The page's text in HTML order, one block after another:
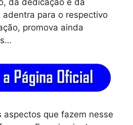
da dedicação e da
adentra para o respectivo
promova ainda
aspectos que fazem nesse